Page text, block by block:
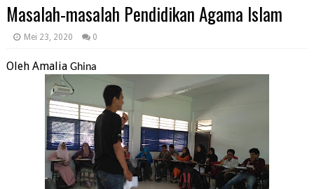
Masalah-masalah Pendidikan Agama Islam
Mei 23, 2020 0
Oleh Amalia Ghina